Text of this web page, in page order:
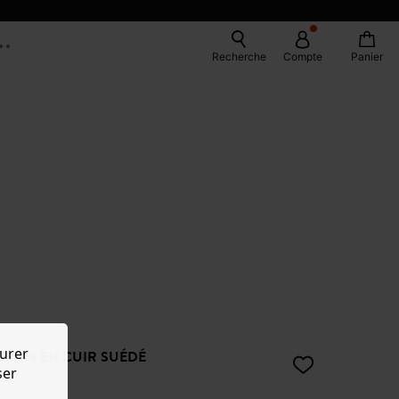
Recherche Compte Panier
EN CUIR SUÉDÉ